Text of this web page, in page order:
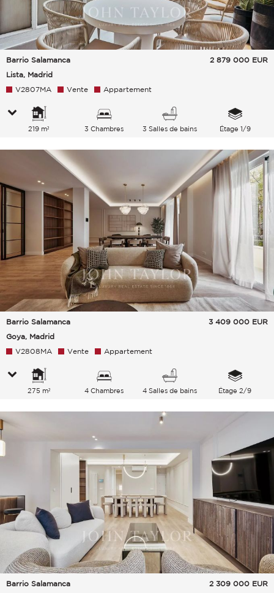
Barrio Salamanca
Lista, Madrid
2 879 000 EUR
V2807MA Vente Appartement
219 m² 3 Chambres 3 Salles de bains Étage 1/9
Barrio Salamanca
Goya, Madrid
3 409 000 EUR
V2808MA Vente Appartement
275 m² 4 Chambres 4 Salles de bains Étage 2/9
Barrio Salamanca
2 309 000 EUR